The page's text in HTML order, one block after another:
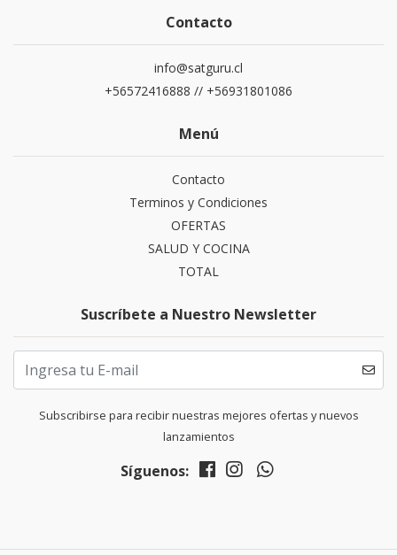
Contacto
info@satguru.cl
+56572416888 // +56931801086
Menú
Contacto
Terminos y Condiciones
OFERTAS
SALUD Y COCINA
TOTAL
Suscríbete a Nuestro Newsletter
Subscribirse para recibir nuestras mejores ofertas y nuevos
lanzamientos
Síguenos: